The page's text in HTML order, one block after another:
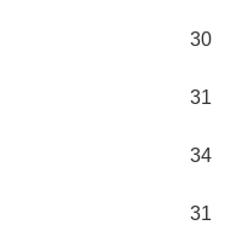
30
31
34
31